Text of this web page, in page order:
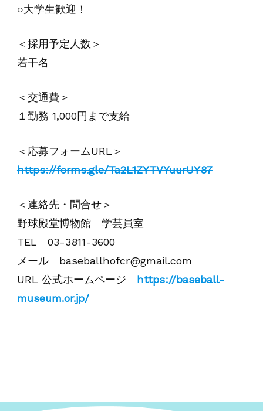
○大学生歓迎！
＜採用予定人数＞
若干名
＜交通費＞
１勤務 1,000円まで支給
＜応募フォームURL＞
https://forms.gle/Ta2L1ZYTVYuurUY87
＜連絡先・問合せ＞
野球殿堂博物館 学芸員室
TEL 03-3811-3600
メール baseballhofcr@gmail.com
URL 公式ホームページ https://baseball-
museum.or.jp/